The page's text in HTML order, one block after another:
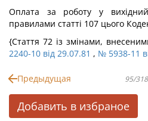
Оплата за роботу у
правилами статті 107 цього
{Стаття 72 із змінами,
2240-10 від 29.07.81 , № 5938-11
Предыдущая 95/318
Добавить в избраное